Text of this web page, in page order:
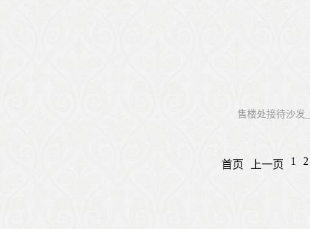
售楼处接待沙发
首页 上一页 1 2